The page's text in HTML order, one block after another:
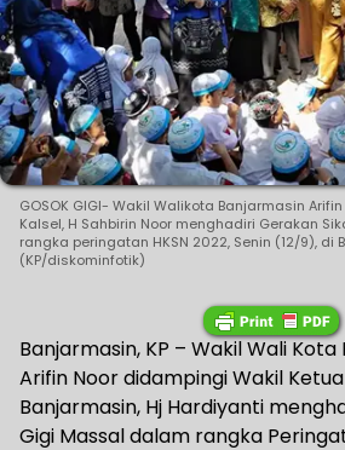
GOSOK GIGI- Wakil Walikota Banjarmasin
Kalsel, H Sahbirin Noor menghadiri Gerakan
rangka peringatan HKSN 2022, Senin (12/9), di
(KP/diskominfotik)
Banjarmasin, KP – Wakil Wali Kota
Arifin Noor didampingi Wakil Ketua
Banjarmasin, Hj Hardiyanti
Gigi Massal dalam rangka